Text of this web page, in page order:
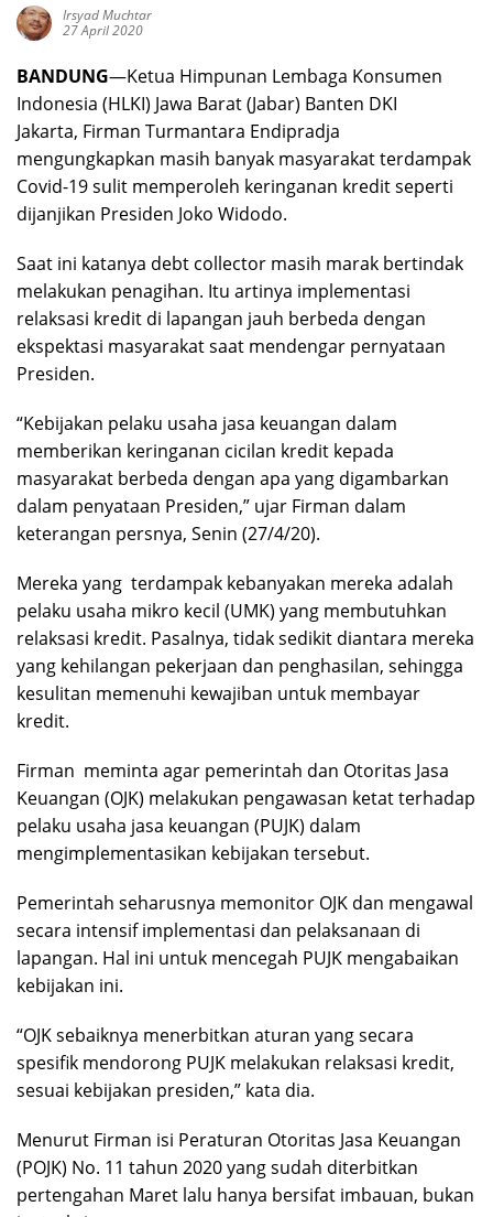
Irsyad Muchtar
27 April 2020
BANDUNG—Ketua Himpunan Lembaga Konsumen
Indonesia (HLKI) Jawa Barat (Jabar) Banten DKI
Jakarta, Firman Turmantara Endipradja
mengungkapkan masih banyak masyarakat terdampak
Covid-19 sulit memperoleh keringanan kredit seperti
dijanjikan Presiden Joko Widodo.
Saat ini katanya debt collector masih marak bertindak
melakukan penagihan. Itu artinya implementasi
relaksasi kredit di lapangan jauh berbeda dengan
ekspektasi masyarakat saat mendengar pernyataan
Presiden.
“Kebijakan pelaku usaha jasa keuangan dalam
memberikan keringanan cicilan kredit kepada
masyarakat berbeda dengan apa yang digambarkan
dalam penyataan Presiden,” ujar Firman dalam
keterangan persnya, Senin (27/4/20).
Mereka yang terdampak kebanyakan mereka adalah
pelaku usaha mikro kecil (UMK) yang membutuhkan
relaksasi kredit. Pasalnya, tidak sedikit diantara mereka
yang kehilangan pekerjaan dan penghasilan, sehingga
kesulitan memenuhi kewajiban untuk membayar
kredit.
Firman meminta agar pemerintah dan Otoritas Jasa
Keuangan (OJK) melakukan pengawasan ketat terhadap
pelaku usaha jasa keuangan (PUJK) dalam
mengimplementasikan kebijakan tersebut.
Pemerintah seharusnya memonitor OJK dan mengawal
secara intensif implementasi dan pelaksanaan di
lapangan. Hal ini untuk mencegah PUJK mengabaikan
kebijakan ini.
“OJK sebaiknya menerbitkan aturan yang secara
spesifik mendorong PUJK melakukan relaksasi kredit,
sesuai kebijakan presiden,” kata dia.
Menurut Firman isi Peraturan Otoritas Jasa Keuangan
(POJK) No. 11 tahun 2020 yang sudah diterbitkan
pertengahan Maret lalu hanya bersifat imbauan, bukan